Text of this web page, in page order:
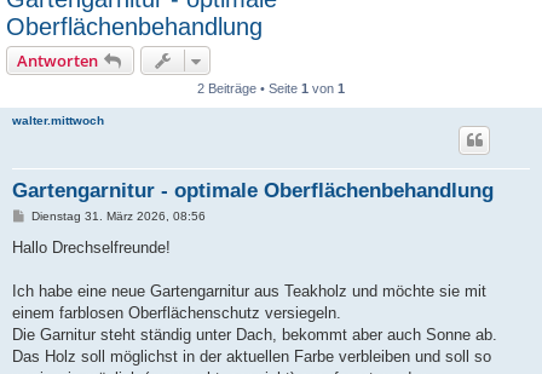
Oberflächenbehandlung
Antworten
2 Beiträge • Seite 1 von 1
walter.mittwoch
Gartengarnitur - optimale Oberflächenbehandlung
B
i
a
Dienstag 31. März 2026, 08:56
Hallo Drechselfreunde!
Ich habe eine neue Gartengarnitur aus Teakholz und möchte sie mit
einem farblosen Oberflächenschutz versiegeln.
Die Garnitur steht ständig unter Dach, bekommt aber auch Sonne ab.
Das Holz soll möglichst in der aktuellen Farbe verbleiben und soll so